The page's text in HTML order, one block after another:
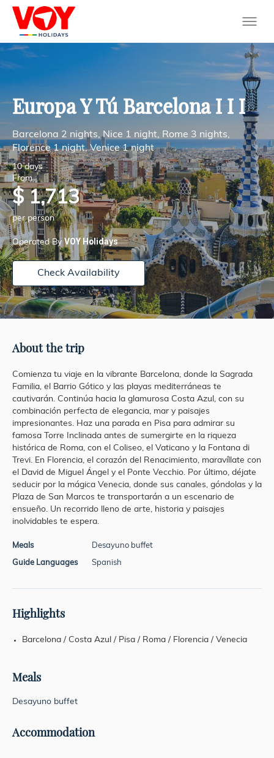
Europa Y Tú Barcelona I I I
Barcelona 2 nights, Nice 1 night, Rome 3 nights,
Florence 1 night, Venice 1 night
10 days
From
$ 1,713
per person
Operated By VOY Holidays
Check Availability
About the trip
Comienza tu viaje en la vibrante Barcelona, donde la Sagrada
Familia, el Barrio Gótico y las playas mediterráneas te
cautivarán. Continúa hacia la glamurosa Costa Azul, con su
combinación perfecta de elegancia, mar y paisajes
impresionantes. Haz una parada en Pisa para admirar su
famosa Torre Inclinada antes de sumergirte en la riqueza
histórica de Roma, con el Coliseo, el Vaticano y la Fontana di
Trevi. En Florencia, el corazón del Renacimiento, maravíllate con
el David de Miguel Ángel y el Ponte Vecchio. Por último, déjate
seducir por la mágica Venecia, donde sus canales, góndolas y la
Plaza de San Marcos te transportarán a un escenario de
ensueño. Un recorrido lleno de arte, historia y paisajes
inolvidables te espera.
Meals Desayuno buffet
Guide Languages Spanish
Highlights
Barcelona / Costa Azul / Pisa / Roma / Florencia / Venecia
Meals
Desayuno buffet
Accommodation